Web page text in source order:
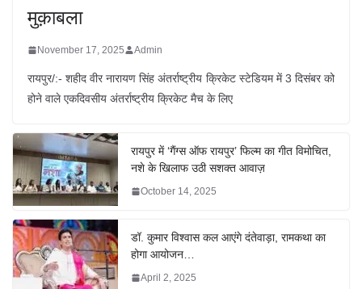
मुक़ाबला
November 17, 2025 Admin
रायपुर/:- शहीद वीर नारायण सिंह अंतर्राष्ट्रीय क्रिकेट स्टेडियम में 3 दिसंबर को
होने वाले एकदिवसीय अंतर्राष्ट्रीय क्रिकेट मैच के लिए
रायपुर में ‘गैंग्स ऑफ रायपुर’ फिल्म का गीत विमोचित,
नशे के खिलाफ उठी सशक्त आवाज़
October 14, 2025
डॉ. कुमार विश्वास कल आएंगे दंतेवाड़ा, रामकथा का
होगा आयोजन…
April 2, 2025